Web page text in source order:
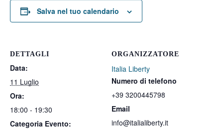
Salva nel tuo calendario
DETTAGLI
Data:
11 Luglio
Ora:
18:00 - 19:30
Categoria Evento:
ORGANIZZATORE
Italia Liberty
Numero di telefono
+39 3200445798
Email
info@italialiberty.it